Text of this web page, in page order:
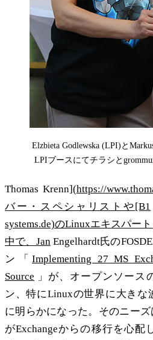
Elzbieta Godlewska (LPI)と
LPIブースにてチラシと
Thomas Krenn](https://
バー・スペシャリストや[B1
systems.de)のLinuxエキスパー
中で、JanEngelhardt氏の
ン「 Implementing 27 MS
Source 」が、オープンソース
ン、特にLinuxの世界に大きな
に明らかになった。そのニー
がExchangeからの移行を心配